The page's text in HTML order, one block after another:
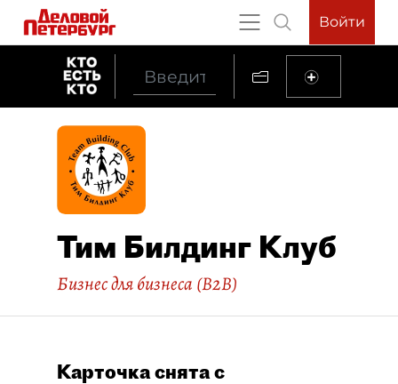
Войти
Тим Билдинг Клуб
Бизнес для бизнеса (B2B)
Карточка снята с